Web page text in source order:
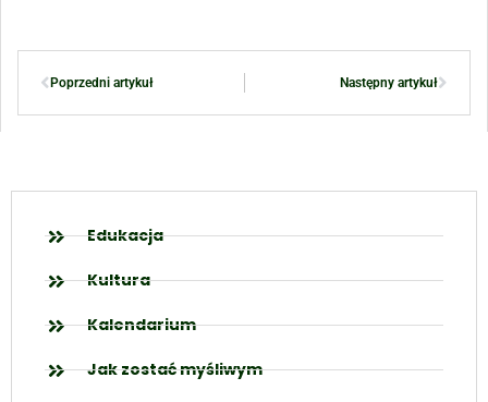
Poprzedni artykuł Następny artykuł
Edukacja
Kultura
Kalendarium
Jak zostać myśliwym